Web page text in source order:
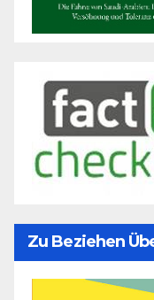
Zu Beziehen